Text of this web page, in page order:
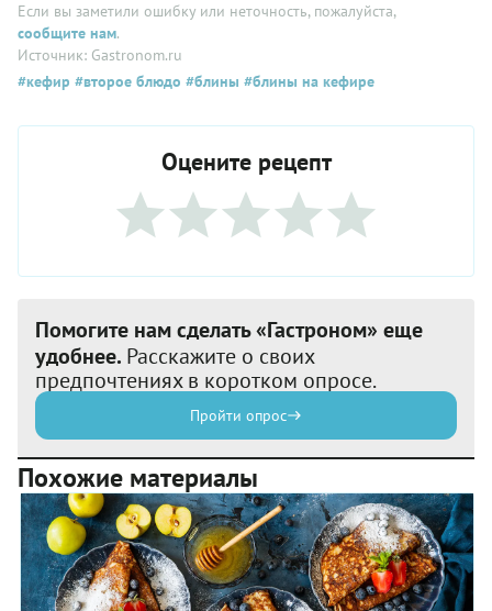
Если вы заметили ошибку или неточность, пожалуйста,
сообщите нам.
Источник: Gastronom.ru
#кефир #второе блюдо #блины #блины на кефире
Оцените рецепт
Помогите нам сделать «Гастроном» еще
удобнее. Расскажите о своих
предпочтениях в коротком опросе.
Пройти опрос
Похожие материалы